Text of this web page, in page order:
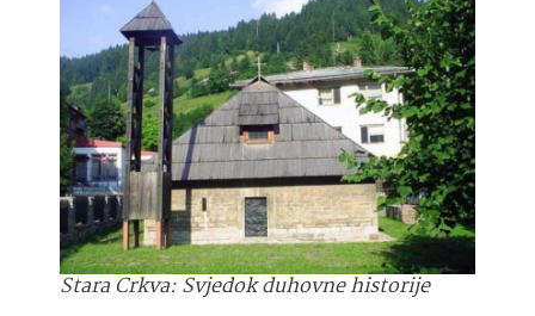
Stara Crkva: Svjedok duhovne historije